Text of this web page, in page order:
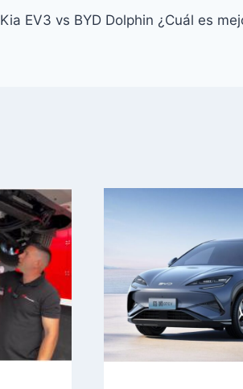
Kia EV3 vs BYD Dolphin ¿Cuál es